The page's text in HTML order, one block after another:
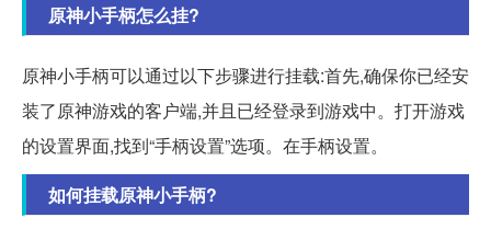
原神小手柄怎么挂?
原神小手柄可以通过以下步骤进行挂载:首先,确保你已经安
装了原神游戏的客户端,并且已经登录到游戏中。打开游戏
的设置界面,找到“手柄设置”选项。在手柄设置。
如何挂载原神小手柄?